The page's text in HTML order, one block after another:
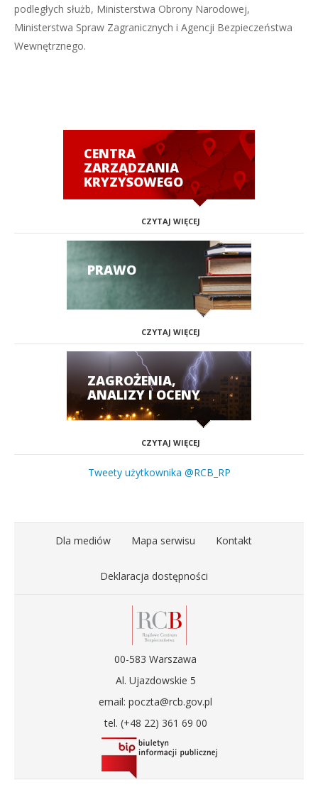
podległych służb, Ministerstwa Obrony Narodowej,
Ministerstwa Spraw Zagranicznych i Agencji Bezpieczeństwa
Wewnętrznego.
CENTRA
ZARZĄDZANIA
KRYZYSOWEGO
CZYTAJ WIĘCEJ
PRAWO
CZYTAJ WIĘCEJ
ZAGROŻENIA,
ANALIZY I OCENY
CZYTAJ WIĘCEJ
Tweety użytkownika @RCB_RP
Dla mediów Mapa serwisu Kontakt
Deklaracja dostępności
00-583 Warszawa
Al. Ujazdowskie 5
email: poczta@rcb.gov.pl
tel. (+48 22) 361 69 00